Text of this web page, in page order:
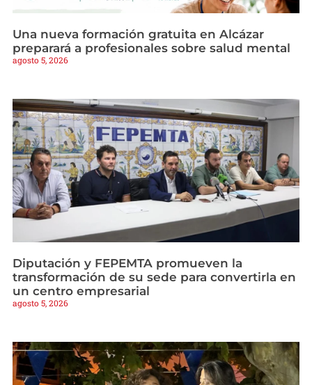
Una nueva formación gratuita en Alcázar
preparará a profesionales sobre salud mental
agosto 5, 2026
Diputación y FEPEMTA promueven la
transformación de su sede para convertirla en
un centro empresarial
agosto 5, 2026